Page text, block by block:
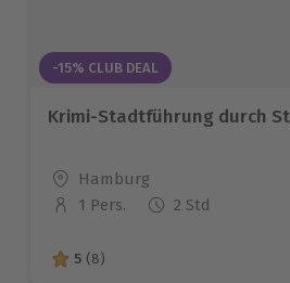
-15% CLUB DEAL
Krimi-Stadtführung durch
Standort
Hamburg
Anzahl der Teilnehmer
1 Pers. 2 Std
5 von 5 Sternen basierend auf
5 (8)